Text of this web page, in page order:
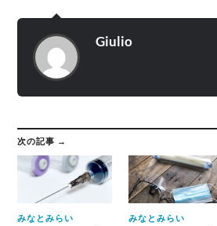
Giulio
次の記事 →
みなとみらい みなとみらい